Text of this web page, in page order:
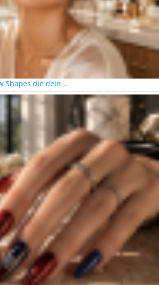
Shapes die dein …